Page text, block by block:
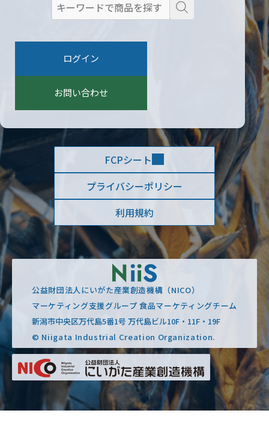
検
ログイン
お問い合わせ
FCPシート
プライバシーポリシー
利用規約
公益財団法人にいがた産業創造機構（NICO）
マーケティング支援グループ 食品マーケティングチーム
新潟市中央区万代島5番1号 万代島ビル10F・11F・19F
© Niigata Industrial Creation Organization.